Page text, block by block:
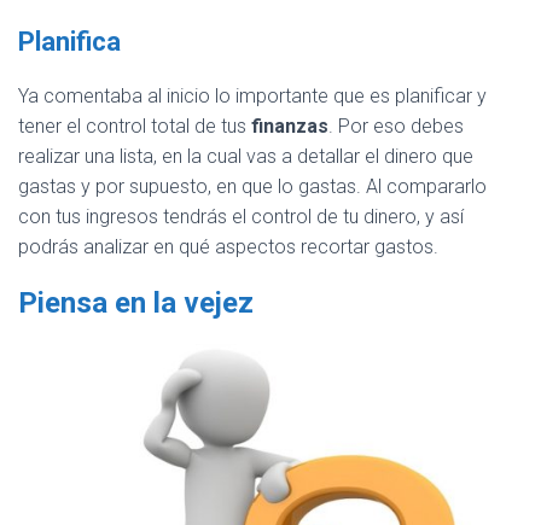
Planifica
Ya comentaba al inicio lo importante que es planificar y
tener el control total de tus finanzas. Por eso debes
realizar una lista, en la cual vas a detallar el dinero que
gastas y por supuesto, en que lo gastas. Al compararlo
con tus ingresos tendrás el control de tu dinero, y así
podrás analizar en qué aspectos recortar gastos.
Piensa en la vejez